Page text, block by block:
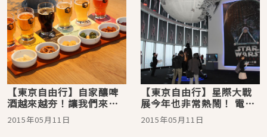
【東京自由行】自家釀啤
酒越來越夯！讓我們來看
看有哪些是要注目的新店
喔
2015年05月11日
【東京自由行】星際大戰
展今年也非常熱鬧！ 電影
造勢活動粉絲們蜂擁而
至！
2015年05月11日